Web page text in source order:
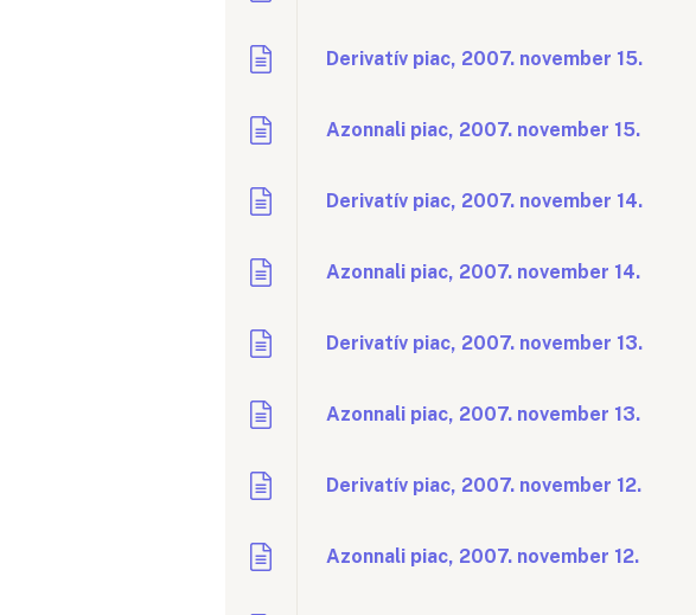
Derivatív piac, 2007. november 15.
Azonnali piac, 2007. november 15.
Derivatív piac, 2007. november 14.
Azonnali piac, 2007. november 14.
Derivatív piac, 2007. november 13.
Azonnali piac, 2007. november 13.
Derivatív piac, 2007. november 12.
Azonnali piac, 2007. november 12.